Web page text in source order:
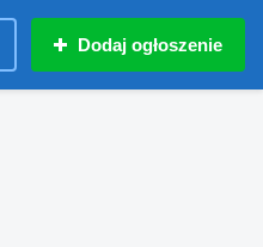
Dodaj ogłoszenie